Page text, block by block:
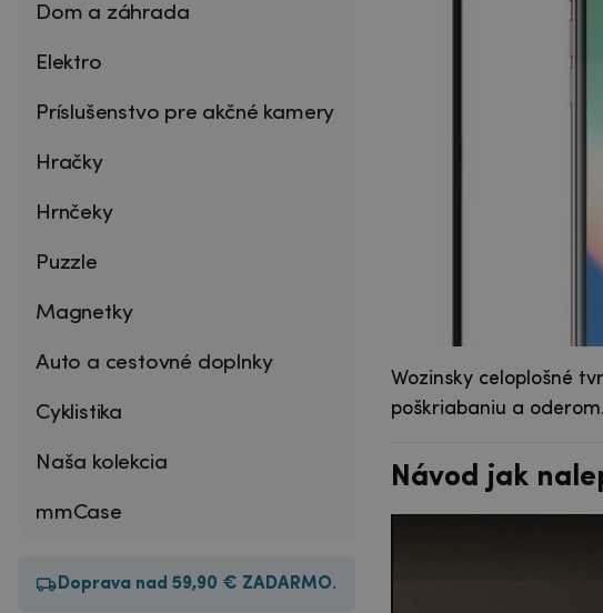
Dom a záhrada
Elektro
Príslušenstvo pre akčné kamery
Hračky
Hrnčeky
Puzzle
Magnetky
Auto a cestovné doplnky
Cyklistika
Naša kolekcia
mmCase
Doprava nad 59,90 € ZADARMO.
Wozinsky celoplošné
poškriabaniu a
Návod jak